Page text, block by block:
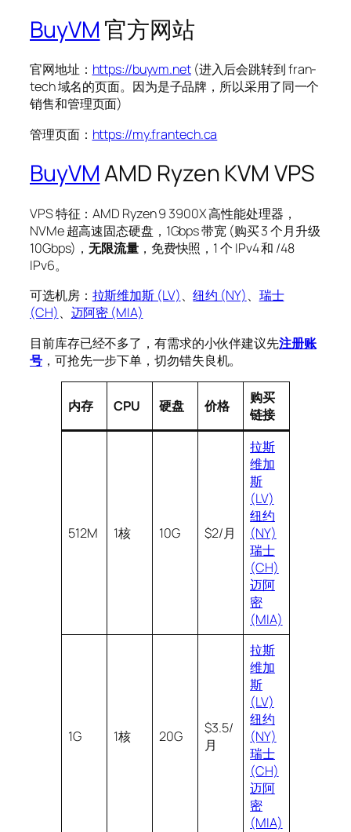
BuyVM 官方网站
官网地址： https://buyvm.net(进入后会跳转到 fran­
tech 域名的页面。因为是子品牌，所以采用了同一个
销售和管理页面)
管理页面： https://my.frantech.ca
BuyVMAMD Ryzen KVM VPS
VPS 特征：AMD Ryzen 9 3900X 高性能处理器，
NVMe 超高速固态硬盘，1Gbps 带宽 (购买 3 个月升级
10Gbps)，无限流量，免费快照，1 个 IPv4 和 /48
IPv6。
可选机房： 拉斯维加斯 (LV)、纽约 (NY)、 瑞士
(CH)、 迈阿密 (MIA)
目前库存已经不多了，有需求的小伙伴建议先注册账
号，可抢先一步下单，切勿错失良机。
内存 CPU 硬盘 价格
购买
链接
512M 1核 10G $2/月
拉斯
维加
斯
(LV)
纽约
(NY)
瑞士
(CH)
迈阿
密
(MIA)
1G 1核 20G
$3.5/
月
拉斯
维加
斯
(LV)
纽约
(NY)
瑞士
(CH)
迈阿
密
(MIA)